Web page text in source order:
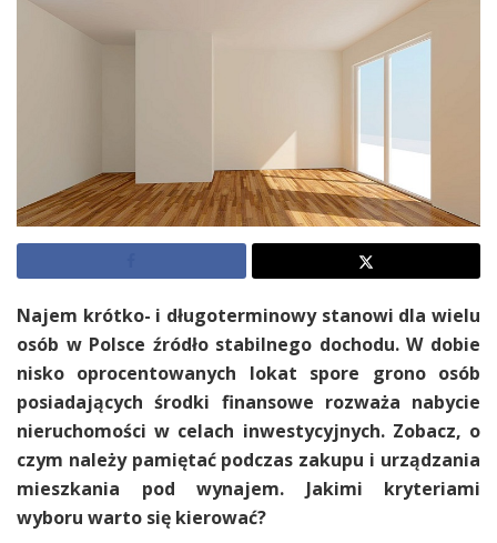
Najem krótko- i długoterminowy stanowi dla wielu
osób w Polsce źródło stabilnego dochodu. W dobie
nisko oprocentowanych lokat spore grono osób
posiadających środki finansowe rozważa nabycie
nieruchomości w celach inwestycyjnych. Zobacz, o
czym należy pamiętać podczas zakupu i urządzania
mieszkania pod wynajem. Jakimi kryteriami
wyboru warto się kierować?